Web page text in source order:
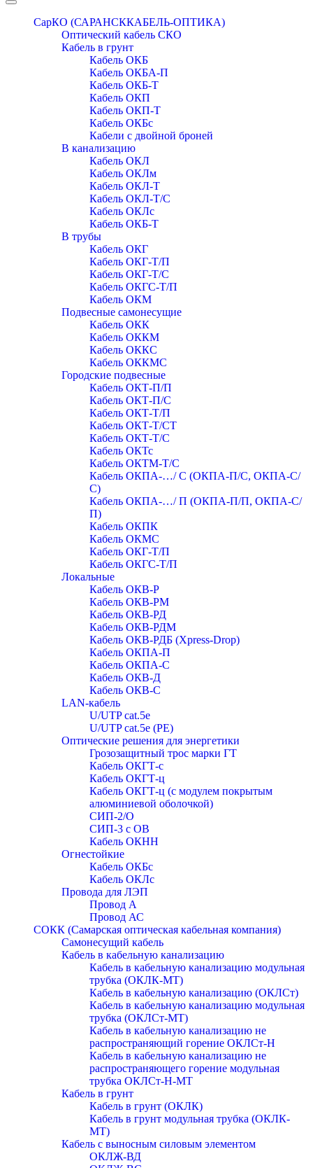
Toggle
navigationСарКО (САРАНСККАБЕЛЬ-ОПТИКА)
Оптический кабель СКО
Кабель в грунт
Кабель ОКБ
Кабель ОКБА-П
Кабель ОКБ-Т
Кабель ОКП
Кабель ОКП-Т
Кабель ОКБc
Кабели с двойной броней
В канализацию
Кабель ОКЛ
Кабель ОКЛм
Кабель ОКЛ-Т
Кабель ОКЛ-Т/С
Кабель ОКЛc
Кабель ОКБ-Т
В трубы
Кабель ОКГ
Кабель ОКГ-Т/П
Кабель ОКГ-Т/С
Кабель ОКГС-Т/П
Кабель ОКМ
Подвесные самонесущие
Кабель ОКК
Кабель ОККМ
Кабель ОККС
Кабель ОККМС
Городские подвесные
Кабель ОКТ-П/П
Кабель ОКТ-П/С
Кабель ОКТ-Т/П
Кабель ОКТ-Т/СТ
Кабель ОКТ-Т/С
Кабель ОКТс
Кабель ОКТМ-Т/С
Кабель ОКПА-…/ С (ОКПА-П/С, ОКПА-С/
С)
Кабель ОКПА-…/ П (ОКПА-П/П, ОКПА-С/
П)
Кабель ОКПК
Кабель ОКМС
Кабель ОКГ-Т/П
Кабель ОКГС-Т/П
Локальные
Кабель ОКВ-Р
Кабель ОКВ-РМ
Кабель ОКВ-РД
Кабель ОКВ-РДМ
Кабель ОКВ-РДБ (Xpress-Drop)
Кабель ОКПА-П
Кабель ОКПА-С
Кабель ОКВ-Д
Кабель ОКВ-С
LAN-кабель
U/UTP cat.5e
U/UTP cat.5e (PE)
Оптические решения для энергетики
Грозозащитный трос марки ГТ
Кабель ОКГТ-с
Кабель ОКГТ-ц
Кабель ОКГТ-ц (с модулем покрытым
алюминиевой оболочкой)
СИП-2/О
СИП-3 с ОВ
Кабель ОКНН
Огнестойкие
Кабель ОКБc
Кабель ОКЛc
Провода для ЛЭП
Провод А
Провод АС
СОКК (Самарская оптическая кабельная компания)
Самонесущий кабель
Кабель в кабельную канализацию
Кабель в кабельную канализацию модульная
трубка (ОКЛК-МТ)
Кабель в кабельную канализацию (ОКЛСт)
Кабель в кабельную канализацию модульная
трубка (ОКЛСт-МТ)
Кабель в кабельную канализацию не
распространяющий горение ОКЛСт-Н
Кабель в кабельную канализацию не
распространяющего горение модульная
трубка ОКЛСт-Н-МТ
Кабель в грунт
Кабель в грунт (ОКЛК)
Кабель в грунт модульная трубка (ОКЛК-
МТ)
Кабель с выносным силовым элементом
ОКЛЖ-ВД